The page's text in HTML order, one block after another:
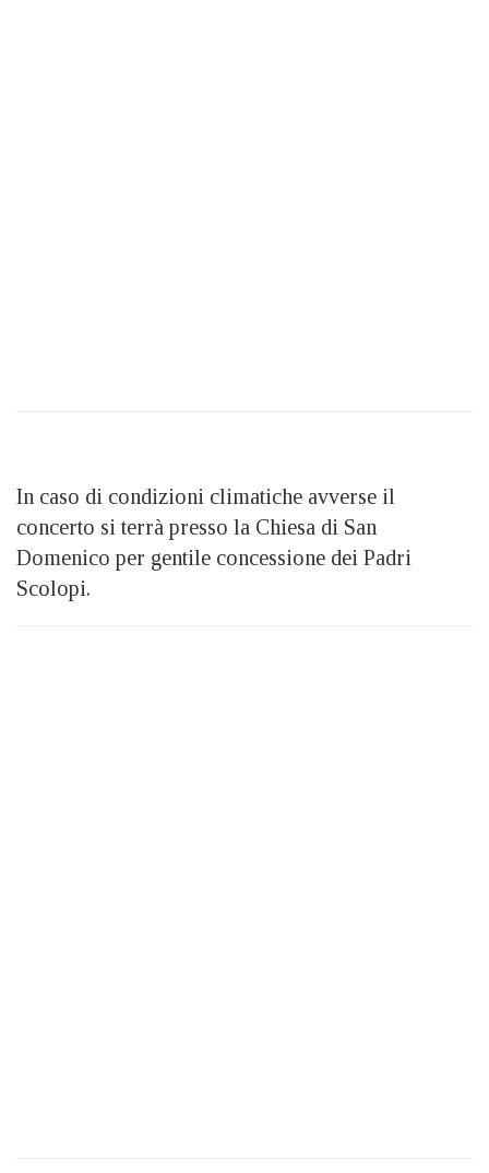
In caso di condizioni climatiche avverse il
concerto si terrà presso la Chiesa di San
Domenico per gentile concessione dei Padri
Scolopi.